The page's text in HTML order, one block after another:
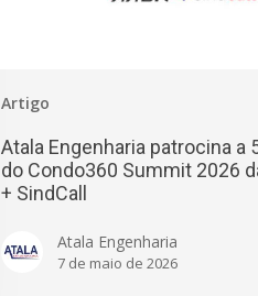
Artigo
Atala Engenharia patrocina a
do Condo360 Summit 2026
+ SindCall
Atala Engenharia
7 de maio de 2026